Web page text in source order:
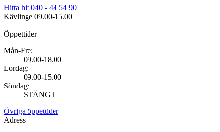
Hitta hit 040 - 44 54 90
Kävlinge 09.00-15.00
Öppettider
Mån-Fre:
09.00-18.00
Lördag:
09.00-15.00
Söndag:
STÄNGT
Övriga öppettider
Adress